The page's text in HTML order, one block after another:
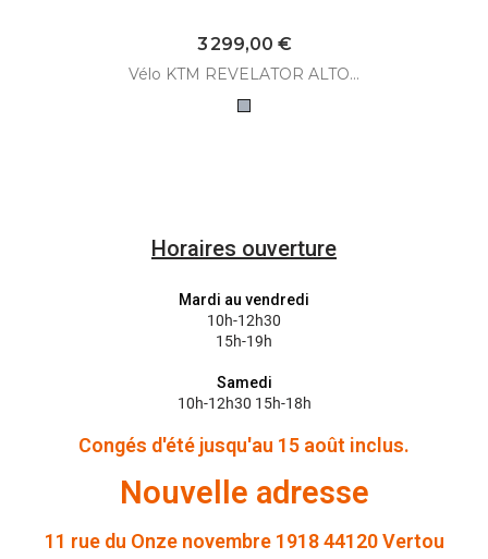
Prix
3 299,00 €
Vélo KTM REVELATOR ALTO...
Gris
Horaires ouverture
Mardi au vendredi
10h-12h30
15h-19h
Samedi
10h-12h30 15h-18h
Congés d'été jusqu'au 15 août inclus.
Nouvelle adresse
11 rue du Onze novembre 1918 44120 Vertou